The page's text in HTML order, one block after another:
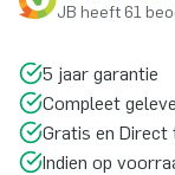
JB heeft 61
5 jaar garantie
Compleet
Gratis en
Indien op